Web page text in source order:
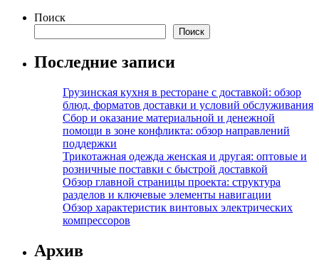
Поиск
Поиск
Последние записи
Грузинская кухня в ресторане с доставкой: обзор
блюд, форматов доставки и условий обслуживания
Сбор и оказание материальной и денежной
помощи в зоне конфликта: обзор направлений
поддержки
Трикотажная одежда женская и другая: оптовые и
розничные поставки с быстрой доставкой
Обзор главной страницы проекта: структура
разделов и ключевые элементы навигации
Обзор характеристик винтовых электрических
компрессоров
Архив